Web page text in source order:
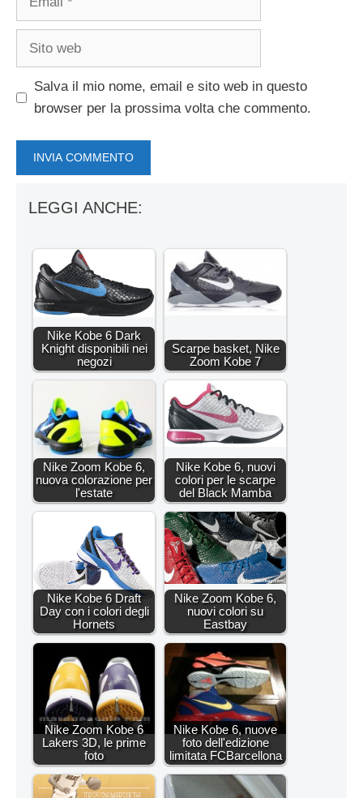
Sito
Salva il mio nome, email e sito web in questo
browser per la prossima volta che commento.
LEGGI ANCHE:
Nike Kobe 6 Dark
Knight disponibili nei
negozi
Scarpe basket, Nike
Zoom Kobe 7
Nike Zoom Kobe 6,
nuova colorazione per
l'estate
Nike Kobe 6, nuovi
colori per le scarpe
del Black Mamba
Nike Kobe 6 Draft
Day con i colori degli
Hornets
Nike Zoom Kobe 6,
nuovi colori su
Eastbay
Nike Zoom Kobe 6
Lakers 3D, le prime
foto
Nike Kobe 6, nuove
foto dell'edizione
limitata FCBarcellona